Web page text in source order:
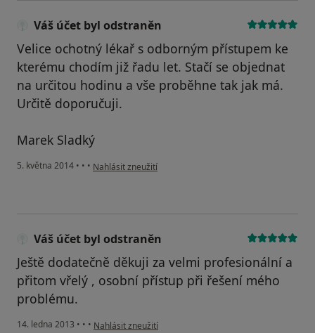
Váš účet byl odstraněn
Velice ochotný lékař s odborným přístupem ke
kterému chodím již řadu let. Stačí se objednat
na určitou hodinu a vše proběhne tak jak má.
Určitě doporučuji.
Marek Sladký
5. května 2014 • • • podle názoru uživatele Váš účet byl odstraněn
Nahlásit zneužití
Váš účet byl odstraněn
Ještě dodatečně děkuji za velmi profesionální a
přitom vřelý , osobní přístup při řešení mého
problému.
14. ledna 2013 • • • podle názoru uživatele Váš účet byl odstraněn
Nahlásit zneužití